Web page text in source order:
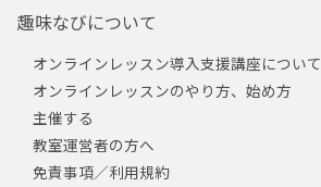
趣味なびについて
オンラインレッスン導入支援講座について
オンラインレッスンのやり方、始め方
主催する
教室運営者の方へ
免責事項／利用規約